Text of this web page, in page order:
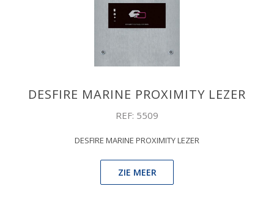
DESFIRE MARINE PROXIMITY LEZER
REF: 5509
DESFIRE MARINE PROXIMITY LEZER
ZIE MEER